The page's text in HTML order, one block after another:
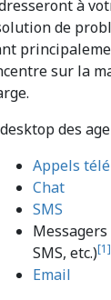
à
de
sur la
des
Appels
Chat
SMS
SMS, etc.)[1]
Email